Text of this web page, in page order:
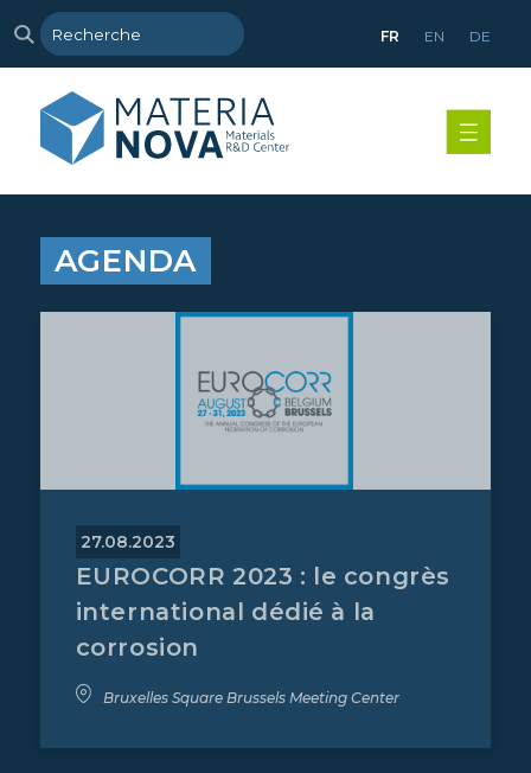
FR EN DE
AGENDA
27.08.2023
EUROCORR 2023 : le congrès
international dédié à la
corrosion
Bruxelles Square Brussels Meeting Center